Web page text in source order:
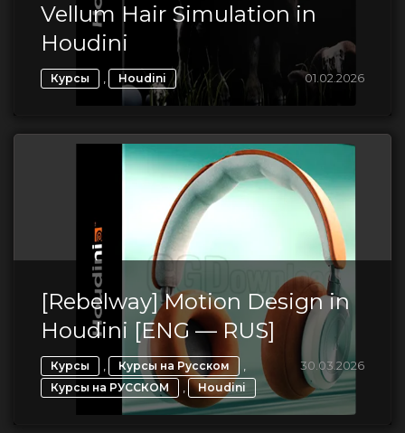
Vellum Hair Simulation in
Houdini
Курсы , Houdini 01.02.2026
[Rebelway] Motion Design in
Houdini [ENG — RUS]
Курсы , Курсы на Русском ,
Курсы на РУССКОМ , Houdini
30.03.2026